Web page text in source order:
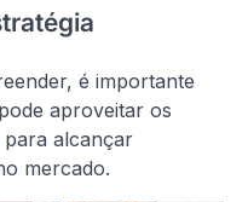
é importante
aproveitar os
para alcançar
mercado.